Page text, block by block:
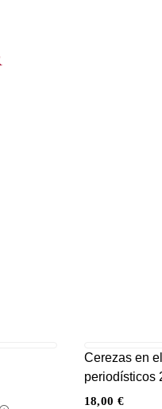
Cerezas en
periodísticos
18,00 €